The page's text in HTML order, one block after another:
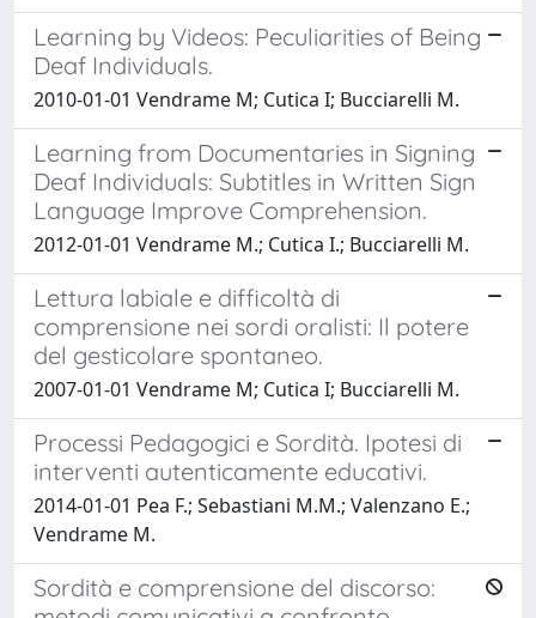
Learning by Videos: Peculiarities of Being
Deaf Individuals.
2010-01-01 Vendrame M; Cutica I; Bucciarelli M.
Learning from Documentaries in Signing
Deaf Individuals: Subtitles in Written Sign
Language Improve Comprehension.
2012-01-01 Vendrame M.; Cutica I.; Bucciarelli M.
Lettura labiale e difficoltà di
comprensione nei sordi oralisti: Il potere
del gesticolare spontaneo.
2007-01-01 Vendrame M; Cutica I; Bucciarelli M.
Processi Pedagogici e Sordità. Ipotesi di
interventi autenticamente educativi.
2014-01-01 Pea F.; Sebastiani M.M.; Valenzano E.;
Vendrame M.
Sordità e comprensione del discorso: